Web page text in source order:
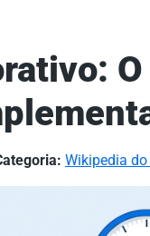
Wikipedia do